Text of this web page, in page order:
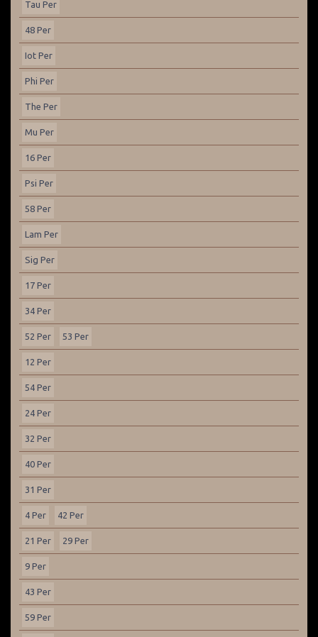
Tau Per
48 Per
Iot Per
Phi Per
The Per
Mu Per
16 Per
Psi Per
58 Per
Lam Per
Sig Per
17 Per
34 Per
52 Per 53 Per
12 Per
54 Per
24 Per
32 Per
40 Per
31 Per
4 Per 42 Per
21 Per 29 Per
9 Per
43 Per
59 Per